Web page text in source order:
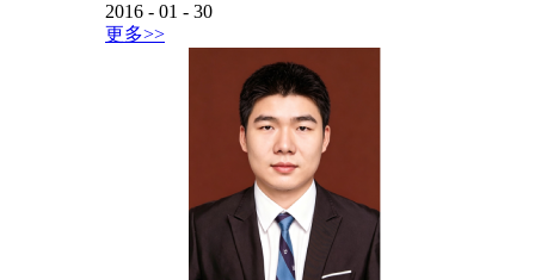
2016 - 01 - 30
更多>>